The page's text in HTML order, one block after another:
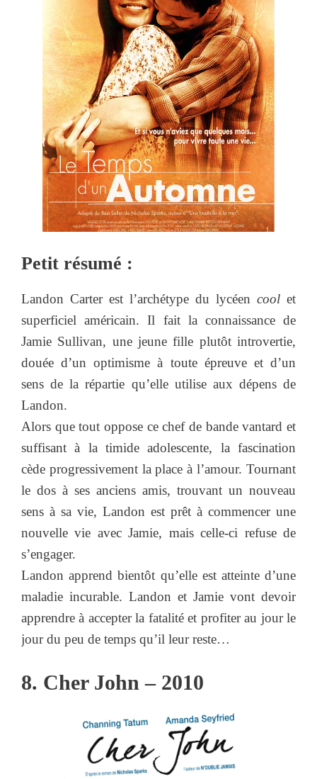
Petit résumé :
Landon Carter est l’archétype du lycéen cool et
superficiel américain. Il fait la connaissance de
Jamie Sullivan, une jeune fille plutôt introvertie,
douée d’un optimisme à toute épreuve et d’un
sens de la répartie qu’elle utilise aux dépens de
Landon.
Alors que tout oppose ce chef de bande vantard et
suffisant à la timide adolescente, la fascination
cède progressivement la place à l’amour. Tournant
le dos à ses anciens amis, trouvant un nouveau
sens à sa vie, Landon est prêt à commencer une
nouvelle vie avec Jamie, mais celle-ci refuse de
s’engager.
Landon apprend bientôt qu’elle est atteinte d’une
maladie incurable. Landon et Jamie vont devoir
apprendre à accepter la fatalité et profiter au jour le
jour du peu de temps qu’il leur reste…
8. Cher John – 2010